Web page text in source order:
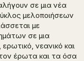
σε μια νέα
μελοποιήσεων
με
σε μια
νεανικό και
έρωτα και τα όσα